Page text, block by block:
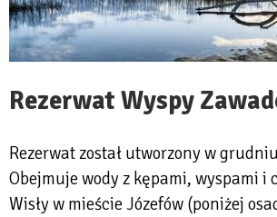
Rezerwat Wyspy
Rezerwat został utworzony w
Obejmuje wody z kępami, wyspami i
Wisły w mieście Józefów (poniżej